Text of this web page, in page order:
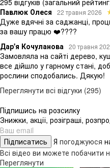
Павлюк Олеся
22 травня 2026
Дуже вдячні за саджанці,
за вашу працю ❤️????
Дар'я Кочуланова
20 травня
Замовляла на сайті дерево,
все дійшло у гарному стані,
рослини сподобались. Дякую!
Переглянути всі відгуки (295)
Підпишись на розсилку
Знижки, акції, розіграші,
Підписатись Я погоджуюся
Всі відео ви можете побачити
Переглянути